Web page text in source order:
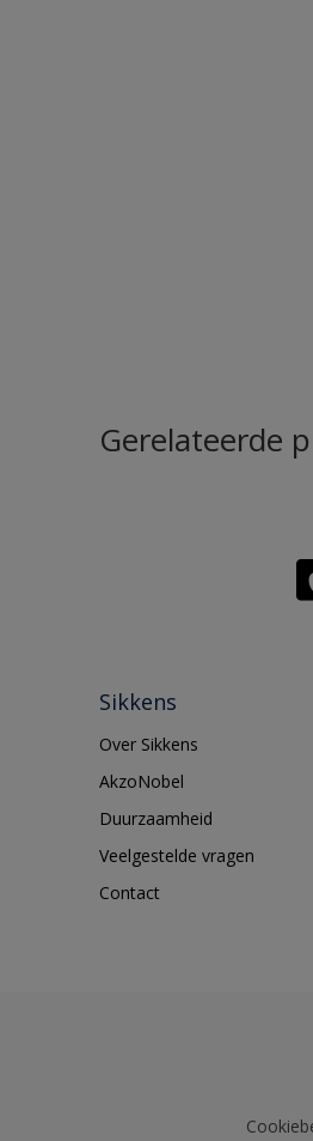
Gerelateerde
Sikkens
Over Sikkens
AkzoNobel
Duurzaamheid
Veelgestelde vragen
Contact